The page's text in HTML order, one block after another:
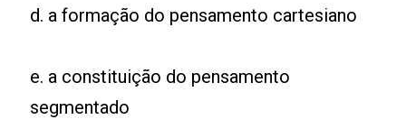
d. a formação do pensamento cartesiano
e. a constituição do pensamento
segmentado